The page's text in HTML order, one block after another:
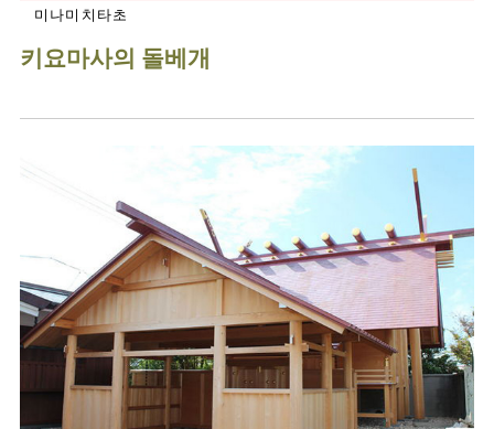
미나미치타초
키요마사의 돌베개